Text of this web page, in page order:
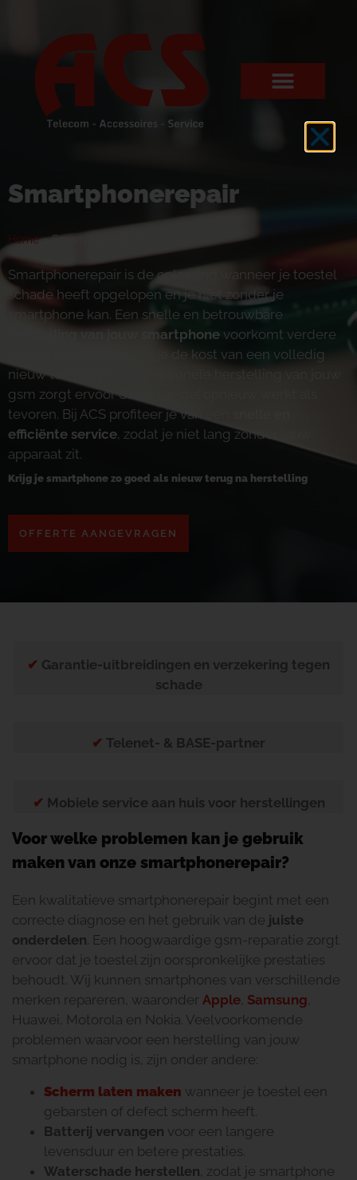
Smartphonerepair
Home»Smartphonerepair
Smartphonerepair is de oplossing wanneer je toestel
schade heeft opgelopen en je niet zonder je
smartphone kan. Een snelle en betrouwbare
herstelling van jouw smartphone voorkomt verdere
problemen en bespaart je de kost van een volledig
nieuw toestel. Een professionele herstelling van jouw
gsm zorgt ervoor dat je toestel opnieuw werkt als
tevoren. Bij ACS profiteer je van een
efficiënte service, zodat je niet lang zonder jouw
apparaat zit.
Krijg je smartphone zo goed als nieuw terug na herstelling
OFFERTE AANGEVRAGEN
✔ Garantie-uitbreidingen en verzekering tegen
schade
✔ Telenet- & BASE-partner
✔ Mobiele service aan huis voor herstellingen
Voor welke problemen kan je gebruik
maken van onze smartphonerepair?
Een kwalitatieve smartphonerepair begint met een
correcte diagnose en het gebruik van de juiste
onderdelen. Een hoogwaardige gsm-reparatie zorgt
ervoor dat je toestel zijn oorspronkelijke prestaties
behoudt. Wij kunnen smartphones van verschillende
merken repareren, waaronder Apple Samsung
Huawei, Motorola en Nokia. Veelvoorkomende
problemen waarvoor een herstelling van jouw
smartphone nodig is, zijn onder andere:
Scherm laten maken wanneer je toestel een
gebarsten of defect scherm heeft.
Batterij vervangen voor een langere
levensduur en betere prestaties.
Waterschade herstellen , zodat je smartphone